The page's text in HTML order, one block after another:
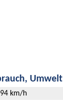
Umwelt
km/h